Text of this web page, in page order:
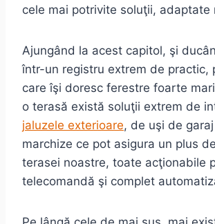
cele mai potrivite soluţii, adaptate
Ajungând la acest capitol, şi
într-un registru extrem de practic,
care îşi doresc ferestre foarte
o terasă există soluţii extrem de
jaluzele exterioare, de uşi de
marchize ce pot asigura un plus
terasei noastre, toate acţionabile
telecomandă şi complet